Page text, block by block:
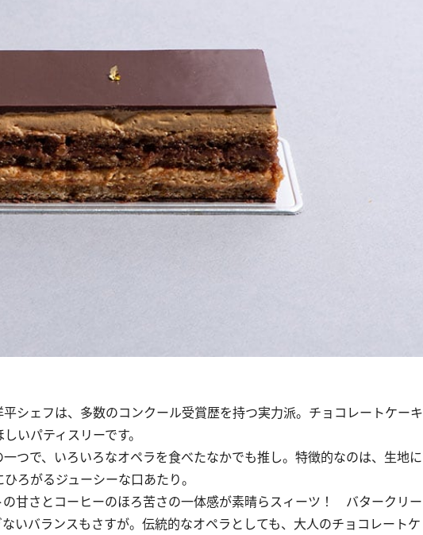
シェフは、多数のコンクール受賞歴を持つ実力派。チョコレートケーキ
いパティスリーです。
つで、いろいろなオペラを食べたなかでも推し。特徴的なのは、生地に
ろがるジューシーな口あたり。
甘さとコーヒーのほろ苦さの一体感が素晴らスィーツ！ バタークリー
いバランスもさすが。伝統的なオペラとしても、大人のチョコレートケ